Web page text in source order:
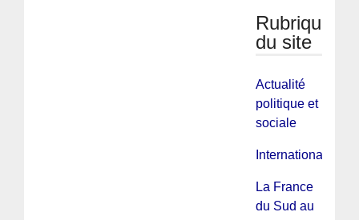
Rubriques
du site
Actualité
politique et
sociale
International
La France
du Sud au